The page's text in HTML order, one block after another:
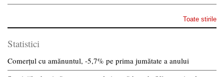
Toate stirile
Statistici
Comerțul cu amănuntul, -5,7% pe prima jumătate a anului